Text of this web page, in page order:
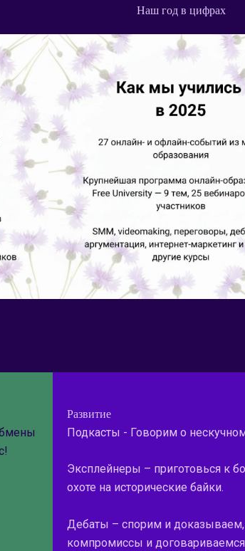
Наш год в цифрах
Развитие
Подкасты - Говорим о
Эксплейнеры – приготовься к
охоте на исторические байки.
Дебаты – спорим и
компромиссы и